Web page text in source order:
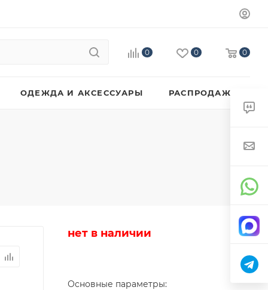
0 0 0
ОДЕЖДА И АКСЕССУАРЫ РАСПРОДАЖА
нет в наличии
Основные параметры: